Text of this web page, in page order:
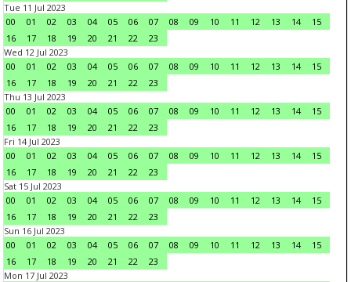
Tue 11 Jul 2023
00
01 02 03 04 05 06 07 08 09 10 11 12 13 14
15
16
17 18 19 20 21 22
23
Wed 12 Jul 2023
00
01 02 03 04 05 06 07 08 09 10 11 12 13 14
15
16
17 18 19 20 21 22
23
Thu 13 Jul 2023
00
01 02 03 04 05 06 07 08 09 10 11 12 13 14
15
16
17 18 19 20 21 22
23
Fri 14 Jul 2023
00
01 02 03 04 05 06 07 08 09 10 11 12 13 14
15
16
17 18 19 20 21 22
23
Sat 15 Jul 2023
00
01 02 03 04 05 06 07 08 09 10 11 12 13 14
15
16
17 18 19 20 21 22
23
Sun 16 Jul 2023
00
01 02 03 04 05 06 07 08 09 10 11 12 13 14
15
16
17 18 19 20 21 22
23
Mon 17 Jul 2023